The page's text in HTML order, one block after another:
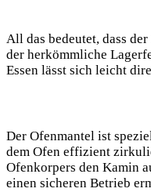
All das bedeutet, dass
der herkömmliche
Essen lässt sich leicht
Der Ofenmantel ist
dem Ofen effizient
Ofenkorpers den Kamin
einen sicheren Betrieb